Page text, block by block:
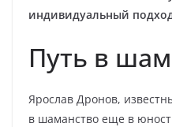
индивидуальный
Путь в
Ярослав Дронов,
в шаманство еще в